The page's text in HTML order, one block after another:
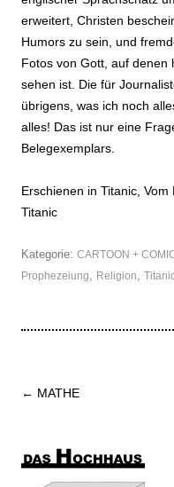
erweitert, Christen
Humors zu sein, und
Fotos von Gott, auf denen
sehen ist. Die für
übrigens, was ich noch
alles! Das ist nur eine
Belegexemplars.
Erschienen in Titanic,
Titanic
Kategorie: CARTOON +
Prophezeiung
Religion
Beitrags-
← MATHE